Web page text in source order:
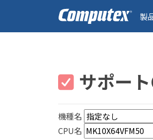
製
サポー
機種名
CPU名